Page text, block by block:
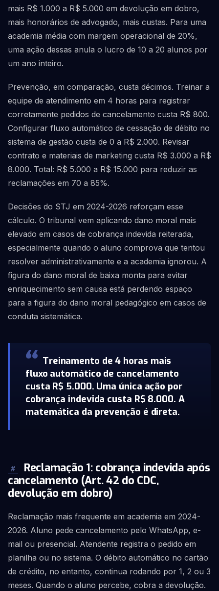
mais R$ 1.000 a R$ 5.000 em devolução em dobro,
mais honorários de advogado, mais custas. Para uma
academia média com margem operacional de 20%,
uma ação dessas anula o lucro de 10 a 20 alunos por
um ano inteiro.
Prevenção, em comparação, custa décimos. Treinar a
equipe de atendimento em 4 horas para registrar
corretamente pedidos de cancelamento custa R$ 800.
Configurar fluxo automático de cessação de débito no
sistema de gestão custa de 0 a R$ 2.000. Revisar
contrato e materiais de marketing custa R$ 3.000 a R$
8.000. Total: R$ 5.000 a R$ 15.000 para reduzir as
reclamações em 70 a 85%.
Decisões do STJ em 2024-2026 reforçam esse
cálculo. O tribunal vem aplicando dano moral mais
elevado em casos de cobrança indevida reiterada,
especialmente quando o aluno comprova que tentou
resolver administrativamente e a academia ignorou. A
figura do dano moral de baixa monta para evitar
enriquecimento sem causa está perdendo espaço
para a figura do dano moral pedagógico em casos de
conduta sistemática.
Treinamento de 4 horas mais
fluxo automático de cancelamento
custa R$ 5.000. Uma única ação por
cobrança indevida custa R$ 8.000. A
matemática da prevenção é direta.
#
Reclamação 1: cobrança indevida após
cancelamento (Art. 42 do CDC,
devolução em dobro)
Reclamação mais frequente em academia em 2024-
2026. Aluno pede cancelamento pelo WhatsApp, e-
mail ou presencial. Atendente registra o pedido em
planilha ou no sistema. O débito automático no cartão
de crédito, no entanto, continua rodando por 1, 2 ou 3
meses. Quando o aluno percebe, cobra a devolução.